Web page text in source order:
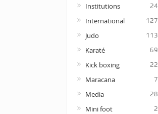
Institutions 24
International 127
Judo 113
Karaté 69
Kick boxing 22
Maracana 7
Media 28
Mini foot 2